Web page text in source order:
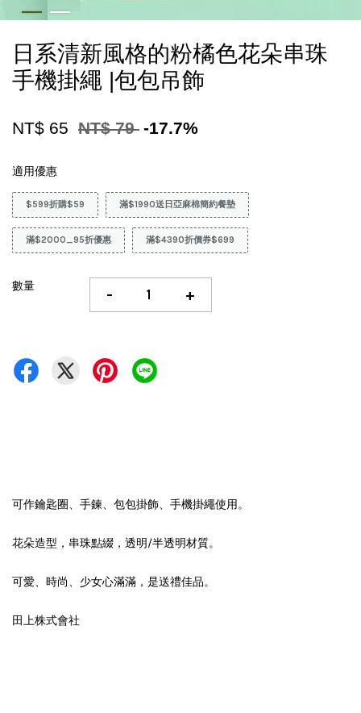
日系清新風格的粉橘色花朵串珠
手機掛繩 |包包吊飾
NT$ 65 NT$ 79 -17.7%
適用優惠
$599折購$59 滿$1990送日亞麻棉簡約餐墊
滿$2000_95折優惠 滿$4390折價券$699
數量 - +
可作鑰匙圈、手鍊、包包掛飾、手機掛繩使用。
花朵造型，串珠點綴，透明/半透明材質。
可愛、時尚、少女心滿滿，是送禮佳品。
田上株式會社